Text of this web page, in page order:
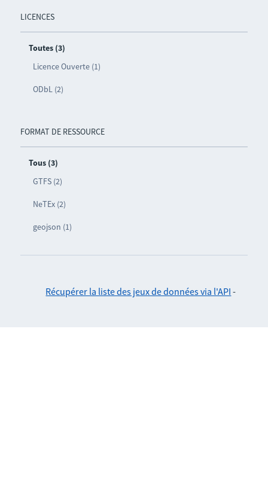
LICENCES
Toutes (3)
Licence Ouverte (1)
ODbL (2)
FORMAT DE RESSOURCE
Tous (3)
GTFS (2)
NeTEx (2)
geojson (1)
Récupérer la liste des jeux de données via l'API -